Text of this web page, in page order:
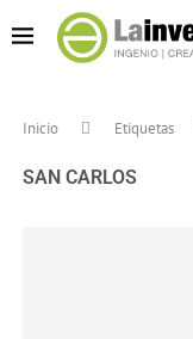
Inicio Etiquetas
SAN CARLOS